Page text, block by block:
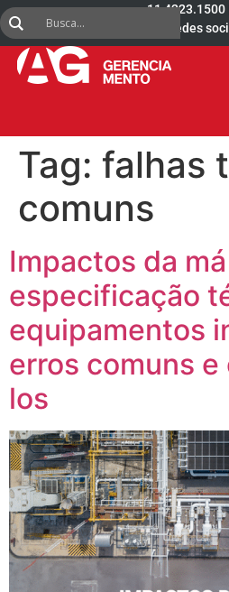
11 4223.1500
nas redes
Tag: falhas
comuns
Impactos da má
especificação
equipamentos
erros comuns
los